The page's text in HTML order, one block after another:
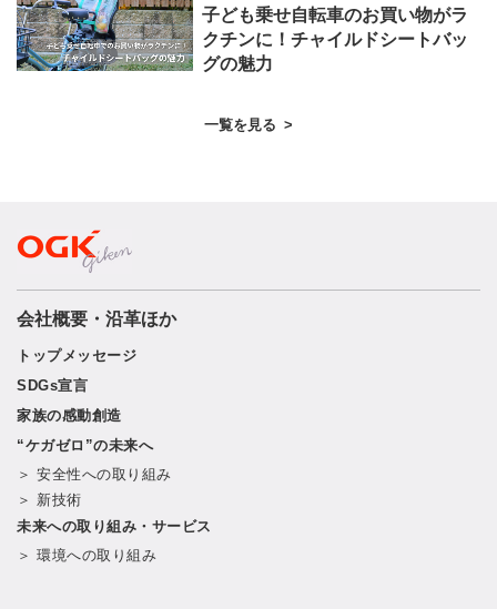
子ども乗せ自転車のお買い物がラ
クチンに！チャイルドシートバッ
グの魅力
一覧を見る >
会社概要・沿革ほか
トップメッセージ
SDGs宣言
家族の感動創造
“ケガゼロ”の未来へ
＞ 安全性への取り組み
＞ 新技術
未来への取り組み・サービス
＞ 環境への取り組み